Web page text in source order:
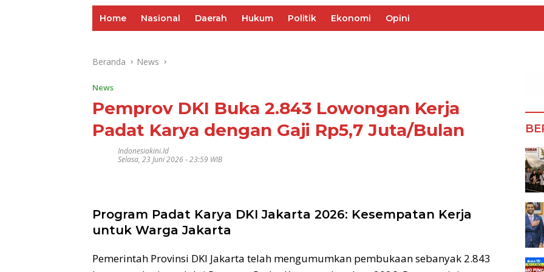
Home Nasional Daerah Hukum Politik Ekonomi Opini
Beranda News
News
Pemprov DKI Buka 2.843 Lowongan Kerja
Padat Karya dengan Gaji Rp5,7 Juta/Bulan
Indonesiakini.id
Selasa, 23 Juni 2026 - 23:59 WIB
Program Padat Karya DKI Jakarta 2026: Kesempatan Kerja
untuk Warga Jakarta
Pemerintah Provinsi DKI Jakarta telah mengumumkan pembukaan sebanyak 2.843